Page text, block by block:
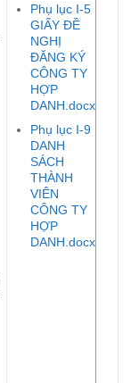
Phụ lục I-5
GIẤY ĐỀ
NGHỊ
ĐĂNG KÝ
CÔNG TY
HỢP
DANH.docx
Phụ lục I-9
DANH
SÁCH
THÀNH
VIÊN
CÔNG TY
HỢP
DANH.docx